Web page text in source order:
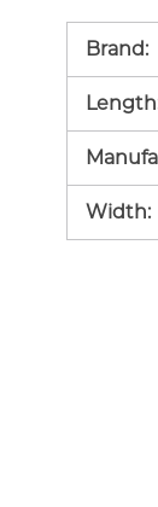
Brand:
Length
Width: